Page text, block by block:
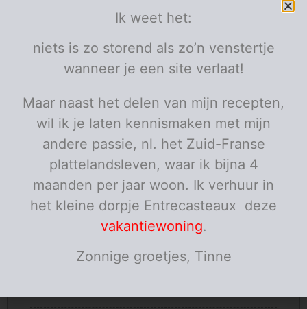
2 kippenburgers elk ongeveer 125 g
blaadjes sla
schijfjes
komkommer
2 koffielepels
mayonaise
koffielepels
tomatenketchup
eetlepels
gedroogde bicky uitjes
bickybroodjes
olijfolie
Porties:
personen
Ik weet het:
niets is zo storend als zo’n venstertje
wanneer je een site verlaat!
Maar naast het delen van mijn recepten,
wil ik je laten kennismaken met mijn
andere passie, nl. het Zuid-Franse
plattelandsleven, waar ik bijna 4
maanden per jaar woon. Ik verhuur in
het kleine dorpje Entrecasteaux deze
vakantiewoning.
Zonnige groetjes, Tinne